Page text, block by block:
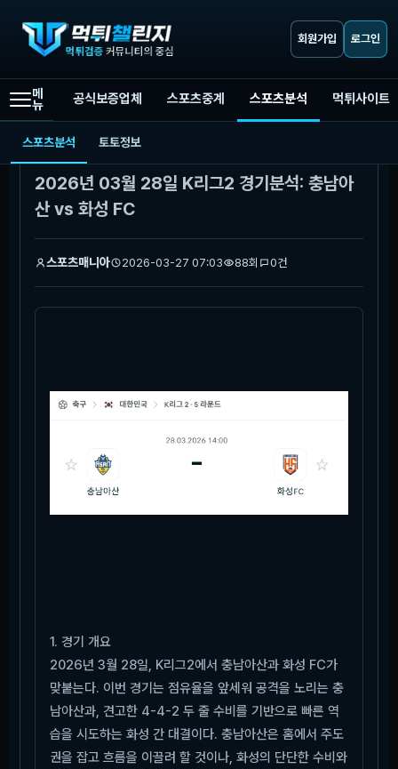
회원가입 로그인
메
뉴
공식보증업체 스포츠중계 스포츠분석 먹튀사이트
스포츠분석 토토정보
먹튀챌린지 스포츠분석
2026년 03월 28일 K리그2 경기분석: 충남아
산 vs 화성 FC
스포츠매니아 2026-03-27 07:03 88회 0건
본문
1. 경기 개요
2026년 3월 28일, K리그2에서 충남아산과 화성 FC가
맞붙는다. 이번 경기는 점유율을 앞세워 공격을 노리는 충
남아산과, 견고한 4-4-2 두 줄 수비를 기반으로 빠른 역
습을 시도하는 화성 간 대결이다. 충남아산은 홈에서 주도
권을 잡고 흐름을 이끌려 할 것이나, 화성의 단단한 수비와